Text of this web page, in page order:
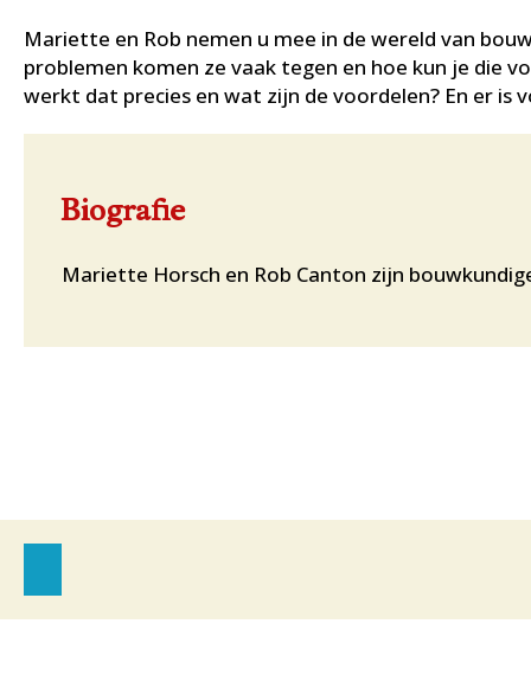
Mariette en Rob nemen u mee in de wereld van
problemen komen ze vaak tegen en hoe kun je die
werkt dat precies en wat zijn de voordelen? En er is
Biografie
Mariette Horsch en Rob Canton zijn